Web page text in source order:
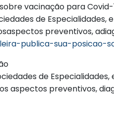
vacinação para Covid-
de Especialidades,
preventivos,
publica-sua-posicao-
de
aspectos preventivos,